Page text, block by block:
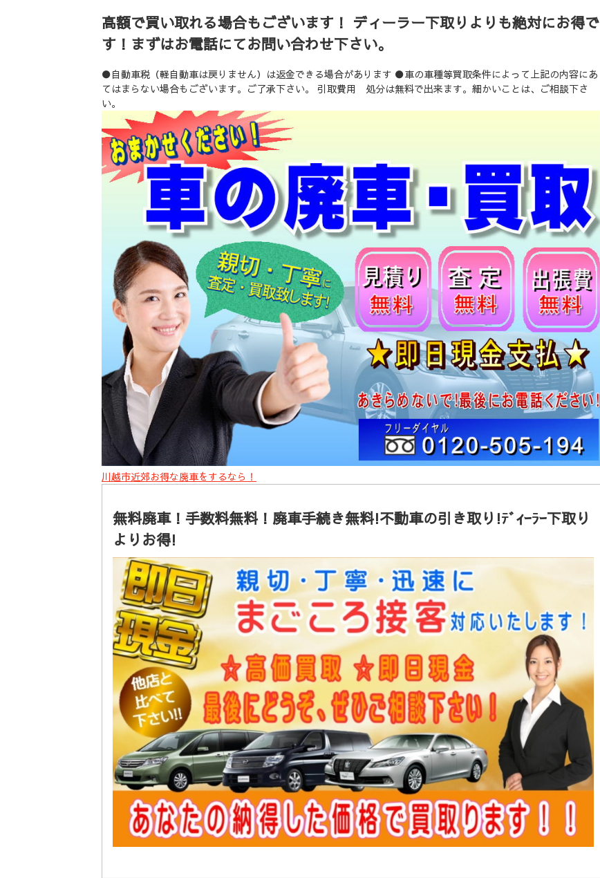
高額で買い取れる場合もございます！ ディーラー下取りよりも絶対にお得で
す！まずはお電話にてお問い合わせ下さい。
●自動車税（軽自動車は戻りません）は返金できる場合があります ●車の車種等買取条件によって上記の内容にあ
てはまらない場合もございます。ご了承下さい。 引取費用 処分は無料で出来ます。細かいことは、ご相談下さ
い。
川越市近郊お得な廃車をするなら！
無料廃車！手数料無料！廃車手続き無料!不動車の引き取り!ﾃﾞｨｰﾗｰ下取り
よりお得!